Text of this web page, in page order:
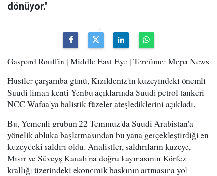
dönüyor."
Gaspard Rouffin | Middle East Eye | Tercüme: Mepa News
Husiler çarşamba günü, Kızıldeniz'in kuzeyindeki önemli
Suudi liman kenti Yenbu açıklarında Suudi petrol tankeri
NCC Wafaa'ya balistik füzeler ateşlediklerini açıkladı.
Bu, Yemenli grubun 22 Temmuz'da Suudi Arabistan'a
yönelik abluka başlatmasından bu yana gerçekleştirdiği en
kuzeydeki saldırı oldu. Analistler, saldırıların kuzeye,
Mısır ve Süveyş Kanalı'na doğru kaymasının Körfez
krallığı üzerindeki ekonomik baskının artmasına yol